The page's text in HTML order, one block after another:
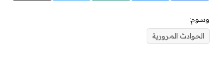
وسوم:
الحوادث المرورية